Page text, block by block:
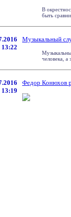
В
быть
13:22
Музыкальный
человека, а
13:19
Федор Конюхов